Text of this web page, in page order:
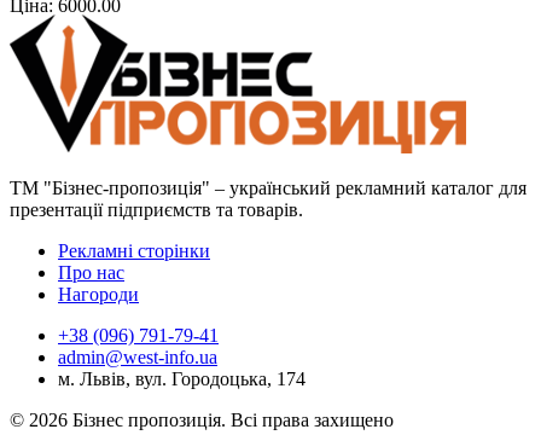
навантажувально-розвантажувальної техніки
Ціна: 6000.00
ТМ "Бізнес-пропозиція" – український рекламний каталог для
презентації підприємств та товарів.
Рекламні сторінки
Про нас
Нагороди
+38 (096) 791-79-41
admin@west-info.ua
м. Львів, вул. Городоцька, 174
© 2026 Бізнес пропозиція. Всі права захищено